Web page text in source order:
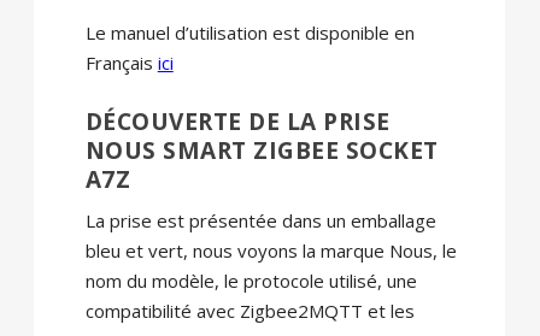
Le manuel d’utilisation est disponible en
Français ici
DÉCOUVERTE DE LA PRISE
NOUS SMART ZIGBEE SOCKET
A7Z
La prise est présentée dans un emballage
bleu et vert, nous voyons la marque Nous, le
nom du modèle, le protocole utilisé, une
compatibilité avec Zigbee2MQTT et les